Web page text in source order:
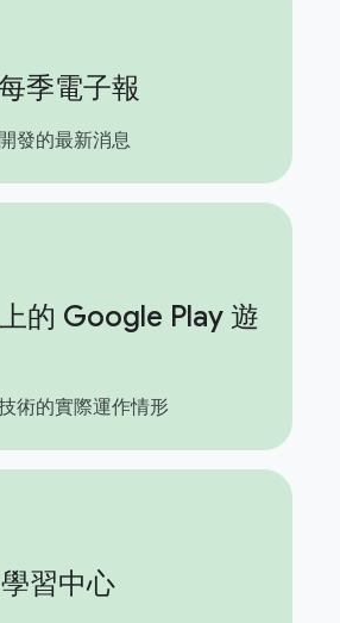
季電子報
發的最新消息
的 Google Play 遊
術的實際運作情形
習中心